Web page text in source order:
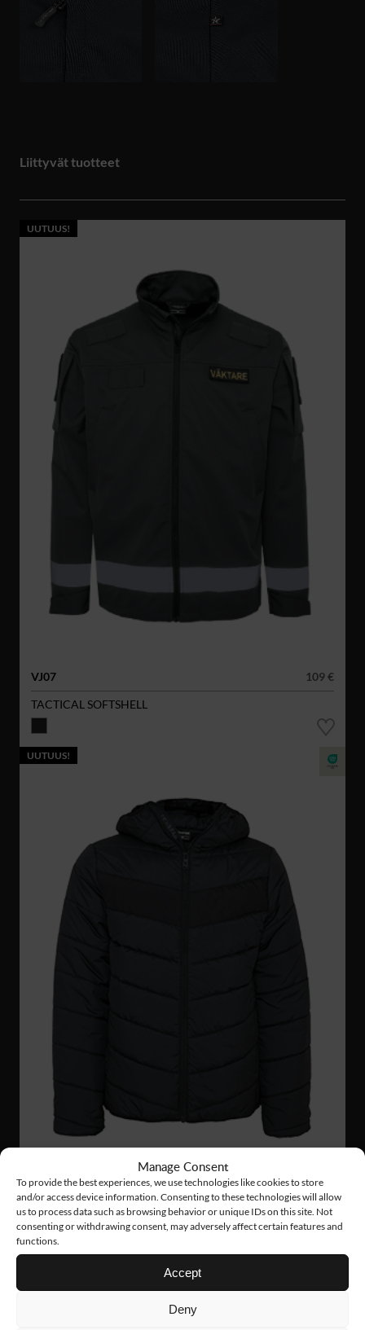
Manage Consent
To provide the best experiences, we use technologies like cookies to store
and/or access device information. Consenting to these technologies will allow
us to process data such as browsing behavior or unique IDs on this site. Not
consenting or withdrawing consent, may adversely affect certain features and
functions.
Accept
Deny
Liittyvät tuotteet
UUTUUS!
VJ07
109 €
TACTICAL SOFTSHELL
UUTUUS!
FJ69
127 €
INSULATED JACKET